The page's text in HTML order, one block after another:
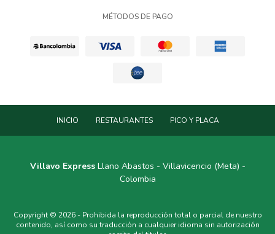
MÉTODOS DE PAGO
INICIO RESTAURANTES PICO Y PLACA
Villavo ExpressLlano Abastos - Villavicencio (Meta) -
Colombia
Copyright © 2026 - Prohibida la reproducción total o parcial de nuestro
contenido, así como su traducción a cualquier idioma sin autorización